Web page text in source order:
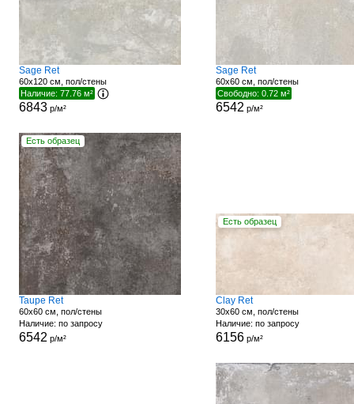
Sage Ret
60x120 см, пол/стены
Наличие: 77.76 м²
6843р/м²
Sage Ret
60x60 см, пол/стены
Свободно: 0.72 м²
6542 р/м²
Есть образец
Taupe Ret
60x60 см, пол/стены
Наличие: по запросу
6542 р/м²
Есть образец
Clay Ret
30x60 см, пол/стены
Наличие: по запросу
6156р/м²